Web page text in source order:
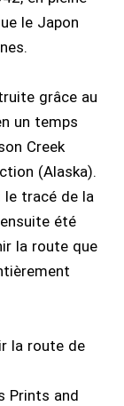
le Japon
grâce au
un temps
Creek
(Alaska).
le tracé de la
été
la route que
la route de
Prints and